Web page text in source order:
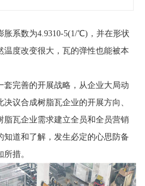
系数为4.9310-5(1/℃)，并在形状
温度改变很大，瓦的弹性也能被本
完善的开展战略，从企业大局动
议合成树脂瓦企业的开展方向、
瓦企业需求建立全员和全员营销
道和了解，发生必定的心思防备
措。